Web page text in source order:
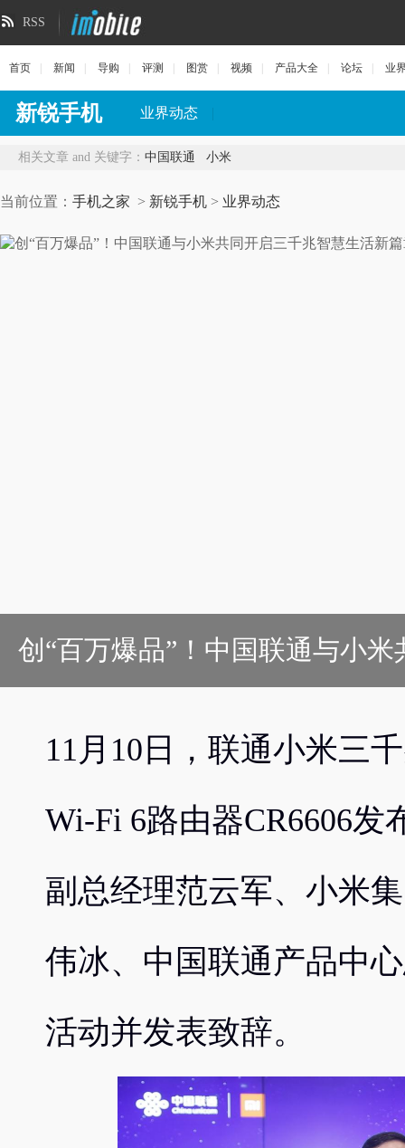
RSS
首页 新闻 导购 评测 图赏 视频 产品大全 论坛 业
新锐手机 业界动态
相关文章 and 关键字： 中国联通 小米
当前位置： 手机之家 > 新锐手机 > 业界动态
创“百万爆品”！中国联通与小
11月10日，联通小米三
Wi-Fi 6路由器CR6606
副总经理范云军、小米
伟冰、中国联通产品中
活动并发表致辞。